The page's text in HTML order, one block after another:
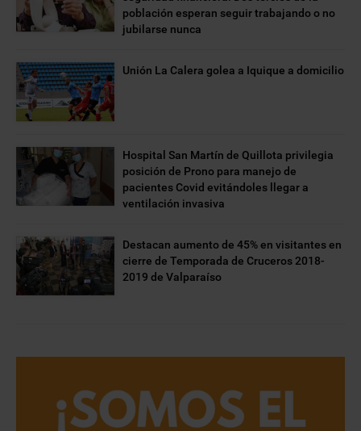
población esperan seguir trabajando o no
jubilarse nunca
Unión La Calera golea a Iquique a domicilio
Hospital San Martín de Quillota privilegia
posición de Prono para manejo de
pacientes Covid evitándoles llegar a
ventilación invasiva
Destacan aumento de 45% en visitantes en
cierre de Temporada de Cruceros 2018-
2019 de Valparaíso